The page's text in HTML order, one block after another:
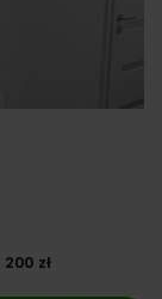
200 zł